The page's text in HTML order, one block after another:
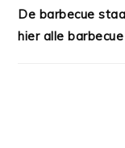
De barbecue
hier alle